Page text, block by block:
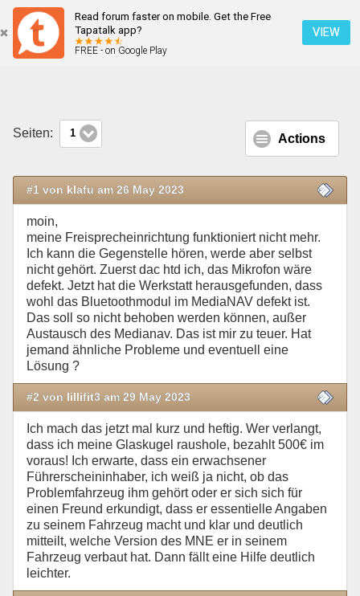
Read forum faster on mobile. Get the Free
Tapatalk app?
FREE - on Google Play
VIEW
Freisprecheinrichtung defekt
Seiten: 1 Actions
#1 von klafu am 26 May 2023
moin,
meine Freisprecheinrichtung funktioniert nicht mehr.
Ich kann die Gegenstelle hören, werde aber selbst
nicht gehört. Zuerst dac htd ich, das Mikrofon wäre
defekt. Jetzt hat die Werkstatt herausgefunden, dass
wohl das Bluetoothmodul im MediaNAV defekt ist.
Das soll so nicht behoben werden können, außer
Austausch des Medianav. Das ist mir zu teuer. Hat
jemand ähnliche Probleme und eventuell eine
Lösung ?
#2 von lillifit3 am 29 May 2023
Ich mach das jetzt mal kurz und heftig. Wer verlangt,
dass ich meine Glaskugel raushole, bezahlt 500€ im
voraus! Ich erwarte, dass ein erwachsener
Führerscheininhaber, ich weiß ja nicht, ob das
Problemfahrzeug ihm gehört oder er sich sich für
einen Freund erkundigt, dass er essentielle Angaben
zu seinem Fahrzeug macht und klar und deutlich
mitteilt, welche Version des MNE er in seinem
Fahrzeug verbaut hat. Dann fällt eine Hilfe deutlich
leichter.